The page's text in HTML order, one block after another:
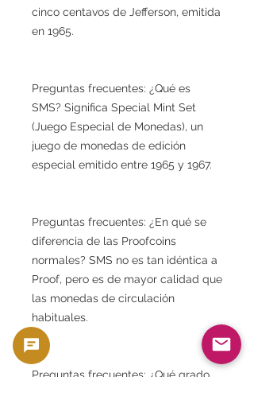
cinco centavos de Jefferson, emitida
en 1965.
Preguntas frecuentes: ¿Qué es
SMS? Significa Special Mint Set
(Juego Especial de Monedas), un
juego de monedas de edición
especial emitido entre 1965 y 1967.
Preguntas frecuentes: ¿En qué se
diferencia de las Proofcoins
normales? SMS no es tan idéntica a
Proof, pero es de mayor calidad que
las monedas de circulación
habituales.
Preguntas frecuentes: ¿Qué grado